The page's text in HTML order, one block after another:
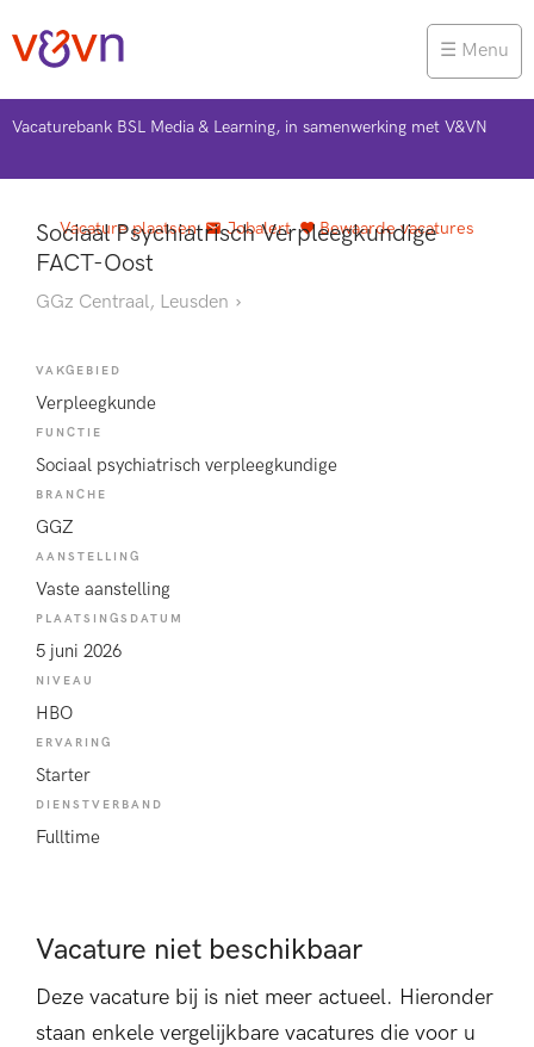
Menu
Vacaturebank BSL Media & Learning, in samenwerking met V&VN
Vacature plaatsen Jobalert Bewaarde vacatures
Sociaal Psychiatrisch Verpleegkundige
FACT-Oost
GGz Centraal, Leusden
VAKGEBIED
Verpleegkunde
FUNCTIE
Sociaal psychiatrisch verpleegkundige
BRANCHE
GGZ
AANSTELLING
Vaste aanstelling
PLAATSINGSDATUM
5 juni 2026
NIVEAU
HBO
ERVARING
Starter
DIENSTVERBAND
Fulltime
Vacature niet beschikbaar
Deze vacature bij is niet meer actueel. Hieronder
staan enkele vergelijkbare vacatures die voor u